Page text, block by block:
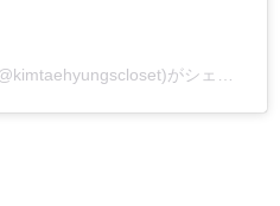
Official Taehyung’s Closet ®(@kimtaehyungscloset)がシェアした投稿